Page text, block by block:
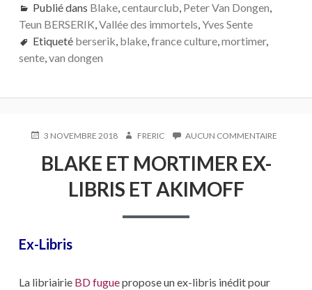
e
b
o
itt
er
ta
g
er
Publié dans Blake,centaurclub, Peter Van Dongen,
Teun BERSERIK,Vallée des immortels,Yves Sente
Etiqueté berserik, blake,france culture,mortimer,
sente,van dongen
PUBLIÉ3 NOVEMBRE 2018 AUTEUR
FRERIC AUCUN COMMENTAIRESUR
BLAKE ET MORTIMER EX-
LIBRIS ET AKIMOFF
Ex-Libris
La libriairie BD fuguepropose un ex-libris inédit pour